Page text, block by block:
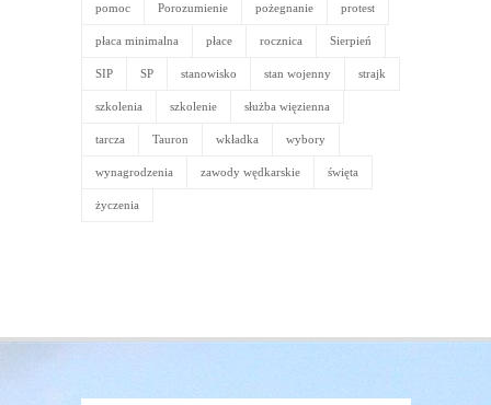
pomoc Porozumienie pożegnanie protest
płaca minimalna płace rocznica Sierpień
SIP SP stanowisko stan wojenny strajk
szkolenia szkolenie służba więzienna
tarcza Tauron wkładka wybory
wynagrodzenia zawody wędkarskie święta
życzenia